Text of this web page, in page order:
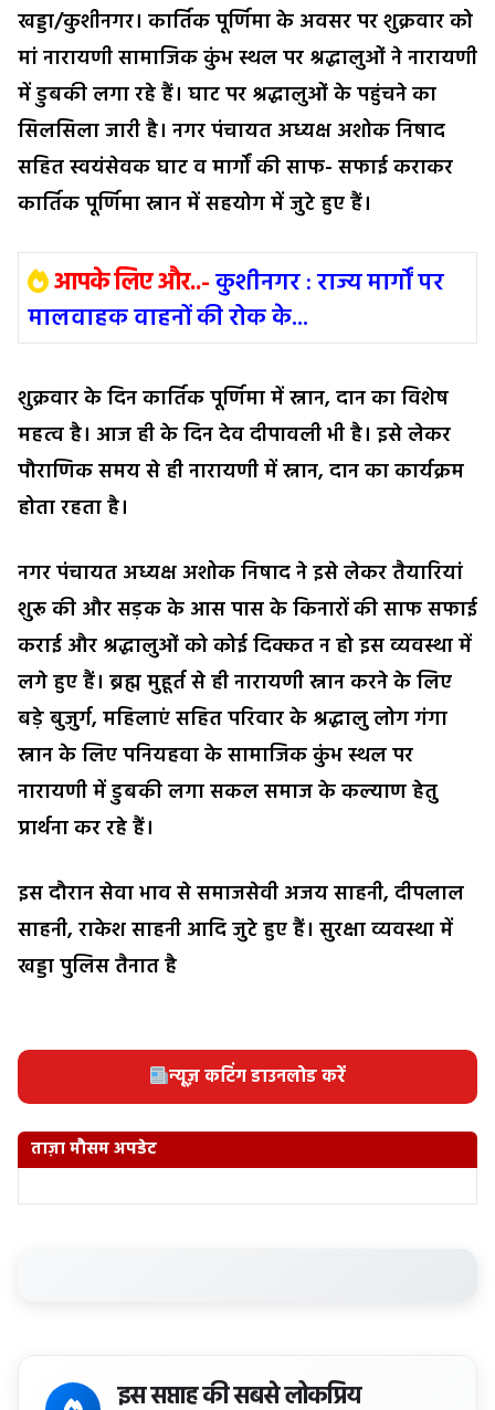
खड्डा/कुशीनगर। कार्तिक पूर्णिमा के अवसर पर शुक्रवार को
मां नारायणी सामाजिक कुंभ स्थल पर श्रद्धालुओं ने नारायणी
में डुबकी लगा रहे हैं। घाट पर श्रद्धालुओं के पहुंचने का
सिलसिला जारी है। नगर पंचायत अध्यक्ष अशोक निषाद
सहित स्वयंसेवक घाट व मार्गों की साफ- सफाई कराकर
कार्तिक पूर्णिमा स्नान में सहयोग में जुटे हुए हैं।
आपके लिए और..-कुशीनगर : राज्य मार्गों पर
मालवाहक वाहनों की रोक के...
शुक्रवार के दिन कार्तिक पूर्णिमा में स्नान, दान का विशेष
महत्व है। आज ही के दिन देव दीपावली भी है। इसे लेकर
पौराणिक समय से ही नारायणी में स्नान, दान का कार्यक्रम
होता रहता है।
नगर पंचायत अध्यक्ष अशोक निषाद ने इसे लेकर तैयारियां
शुरू की और सड़क के आस पास के किनारों की साफ सफाई
कराई और श्रद्धालुओं को कोई दिक्कत न हो इस व्यवस्था में
लगे हुए हैं। ब्रह्म मुहूर्त से ही नारायणी स्नान करने के लिए
बड़े बुजुर्ग, महिलाएं सहित परिवार के श्रद्धालु लोग गंगा
स्नान के लिए पनियहवा के सामाजिक कुंभ स्थल पर
नारायणी में डुबकी लगा सकल समाज के कल्याण हेतु
प्रार्थना कर रहे हैं।
इस दौरान सेवा भाव से समाजसेवी अजय साहनी, दीपलाल
साहनी, राकेश साहनी आदि जुटे हुए हैं। सुरक्षा व्यवस्था में
खड्डा पुलिस तैनात है
न्यूज़ कटिंग डाउनलोड करें
ताज़ा मौसम अपडेट
इस सप्ताह की सबसे लोकप्रिय